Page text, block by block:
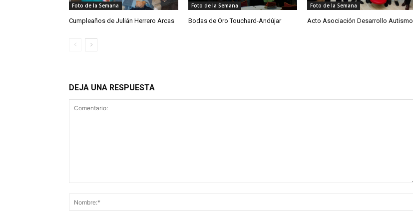
Foto de la Semana
Cumpleaños de Julián Herrero Arcas
Foto de la Semana
Bodas de Oro Touchard-Andújar
Foto de la Semana
Acto Asociación Desarrollo Autismo
DEJA UNA RESPUESTA